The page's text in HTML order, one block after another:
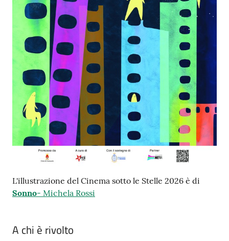
L'illustrazione del Cinema sotto le Stelle 2026 è di
Sonno- Michela Rossi
A chi è rivolto